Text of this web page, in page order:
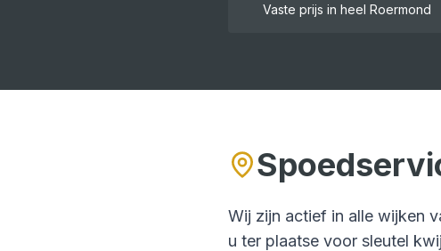
Vaste prijs in heel Roermond
Wij zijn actief in alle wijken
u ter plaatse voor sleutel